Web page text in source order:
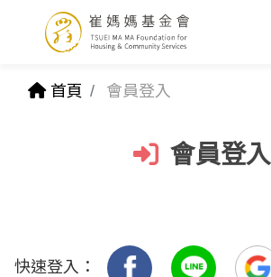
首頁 會員登入
會員登入
快速登入：